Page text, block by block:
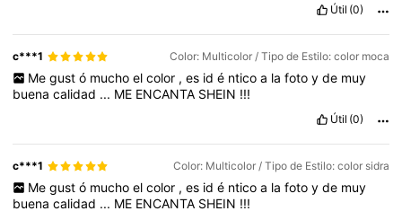
Útil (0)
c***1 Color: Multicolor / Tipo de Estilo: color moca
Me gust ó mucho el color , es id é ntico a la foto y de muy
buenacalidad ... ME ENCANTA SHEIN !!!
Útil (0)
c***1 Color: Multicolor / Tipo de Estilo: color sidra
Me gust ó mucho el color , es id é ntico a la foto y de muy
buenacalidad ... ME ENCANTA SHEIN !!!